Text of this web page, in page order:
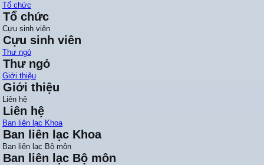
Tổ chức
Tổ chức
Cựu sinh viên
Cựu sinh viên
Thư ngỏ
Thư ngỏ
Giới thiệu
Giới thiệu
Liên hệ
Liên hệ
Ban liên lạc Khoa
Ban liên lạc Khoa
Ban liên lạc Bộ môn
Ban liên lạc Bộ môn